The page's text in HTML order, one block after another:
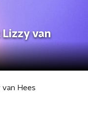
Lizzy van
van Hees